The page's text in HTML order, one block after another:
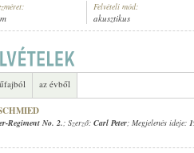
REGIMENT NO. 2.
Felvételi mód:
akusztikus
az évből
Regiment No. 2.; Szerző: Carl Peter; Megjelenés ideje: